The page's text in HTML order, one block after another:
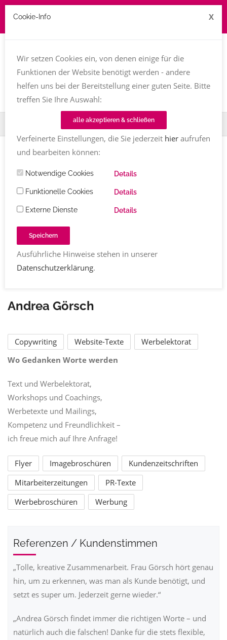
Fachfrauenmarkt Andrea Görsch
Andrea Görsch
Copywriting Website-Texte
Werbelektorat
Wo Gedanken Worte werden
Text und Werbelektorat,
Workshops und Coachings,
Werbetexte und Mailings,
Kompetenz und Freundlichkeit –
ich freue mich auf Ihre Anfrage!
Flyer Imagebroschüren
Kundenzeitschriften
Mitarbeiterzeitungen
PR-Texte
Werbebroschüren
Werbung
Referenzen / Kundenstimmen
„Tolle, kreative Zusammenarbeit. Frau Görsch hört genau
hin, um zu erkennen, was man als Kunde benötigt, und
setzt es super um. Jederzeit gerne wieder.“
„Andrea Görsch findet immer die richtigen Worte – und
natürlich auch die falschen! Danke für die stets flexible,
Cookie-Info X
Wir setzen Cookies ein, von denen einige für die
Funktionen der Website benötigt werden - andere
helfen uns bei der Bereitstellung einer guten Seite. Bitte
treffen Sie Ihre Auswahl:
alle akzeptieren & schließen
Verfeinerte Einstellungen, die Sie jederzeit hieraufrufen
und bearbeiten können:
Notwendige Cookies Details
Funktionelle Cookies Details
Externe Dienste Details
Speichern
Ausführliche Hinweise stehen in unserer
Datenschutzerklärung.